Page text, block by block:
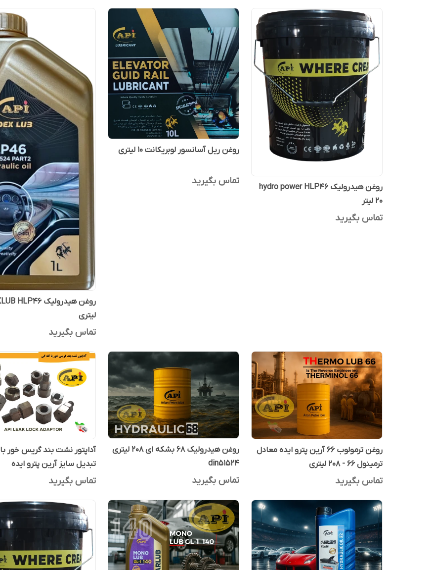
روغن هیدرولیک hydro power HLP46
20 لیتر
تماس بگیرید
روغن ریل آسانسور لوبریکانت 10 لیتری
تماس بگیرید
لیتری
تماس بگیرید
روغن ترمولوب 66 آرین پترو ایده معادل
ترمینول 66 - 208 لیتری
تماس بگیرید
روغن هیدرولیک 68 بشکه ای 208 لیتری
din51524
تماس بگیرید
تبدیل سایز آرین پترو ایده
تماس بگیرید